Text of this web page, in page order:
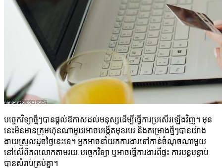
បច្ចេកវិទ្យាថ្មីៗបានផ្ដល់ឱកាសដល់មនុស្សដើម្បីធ្វើការប្រសើរឡើងវិញ។ មុន
នេះមិនមានក្រុមហ៊ុនណាមួយអាចបង្កើតមុខរបរ និងគម្រោងថ្មីៗបានយ៉ាង
ងាយស្រួលដូចថ្ងៃនេះទេ។ អ្នកអាចនាំយកការងារទៅកាន់ចំណុចណាមួយ
នៅលើពិភពលោកតាមរយៈបច្ចេកវិទ្យា ឬអាចធ្វើការងារពីផ្ទះ ការបន្តបន្ទាប់
បានសំរាប់គ្រប់គ្នា។